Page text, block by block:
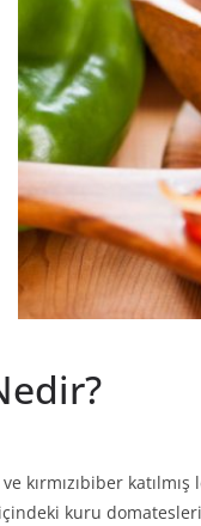
kırmızıbiber
kuru